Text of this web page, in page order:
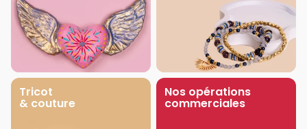
Tricot
& couture
Nos opérations
commerciales